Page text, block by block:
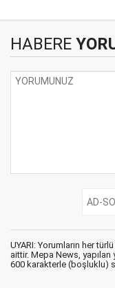
HABERE
UYARI: Yorumların her
aittir. Mepa News,
600 karakterle (boşluklu)